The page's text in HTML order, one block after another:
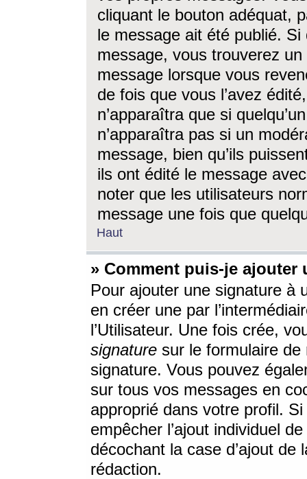
cliquant le bouton adéquat,
le message ait été publié. Si
message, vous trouverez
message lorsque vous
de fois que vous l’avez
n’apparaîtra que si
n’apparaîtra pas si un
message, bien qu’ils
ils ont édité le message
noter que les utilisateurs
message une fois que
Haut
» Comment puis-je ajouter
Pour ajouter une signature à
en créer une par
l’Utilisateur. Une fois crée,
signature sur le formulaire de
signature. Vous pouvez
sur tous vos messages en
approprié dans votre profil.
empêcher l’ajout individuel
décochant la case d’ajout
rédaction.